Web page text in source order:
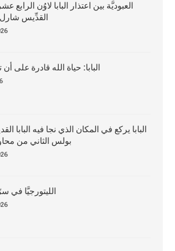
العبوديَّة بين اعتذار البابا لاوُن
القدِّيس
البابا: حياة الله قادرة على أن
البابا يركع في المكان الذي نجا فيه البابا
بولس الثاني من
الليتورجيَّا في